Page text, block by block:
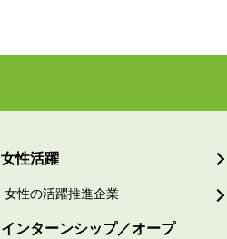
女性活躍
女性の活躍推進企業
インターンシップ／オープ